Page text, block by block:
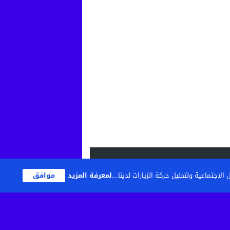
ولتحليل حركة الزيارات لدينا...لمعرفة المزيد موافق